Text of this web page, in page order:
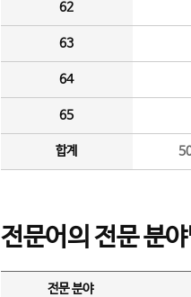
62
63
64
65
합계
전문어의 전문 분
전문 분야